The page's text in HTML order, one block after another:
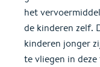
het
de kinderen zelf.
kinderen jonger
te vliegen in